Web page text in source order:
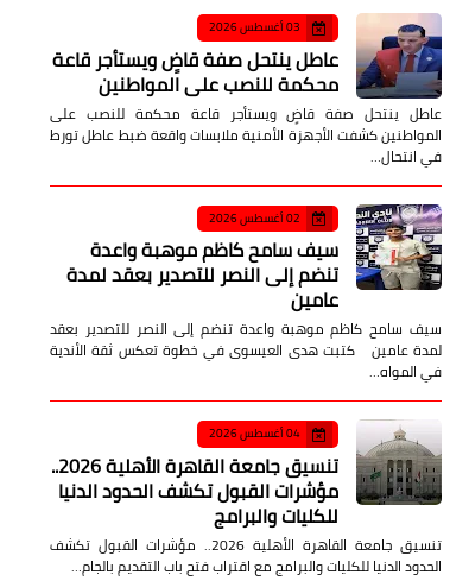
03 أغسطس 2026
عاطل ينتحل صفة قاضٍ ويستأجر قاعة
محكمة للنصب على المواطنين
عاطل ينتحل صفة قاضٍ ويستأجر قاعة محكمة للنصب على
المواطنين كشفت الأجهزة الأمنية ملابسات واقعة ضبط عاطل تورط
في انتحال…
02 أغسطس 2026
سيف سامح كاظم موهبة واعدة
تنضم إلى النصر للتصدير بعقد لمدة
عامين
سيف سامح كاظم موهبة واعدة تنضم إلى النصر للتصدير بعقد
لمدة عامين كتبت هدى العيسوى في خطوة تعكس ثقة الأندية
في المواه…
04 أغسطس 2026
تنسيق جامعة القاهرة الأهلية 2026..
مؤشرات القبول تكشف الحدود الدنيا
للكليات والبرامج
تنسيق جامعة القاهرة الأهلية 2026.. مؤشرات القبول تكشف
الحدود الدنيا للكليات والبرامج مع اقتراب فتح باب التقديم بالجام…